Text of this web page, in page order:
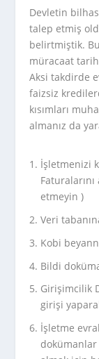
Devletin
talep etmiş
belirtmiştik.
müracaat
Aksi takdirde
faizsiz
kısımları
almanız da
İşletmenizi
etmeyin )
Veri
Kobi
Bildi
Girişimcilik
girişi
İşletme